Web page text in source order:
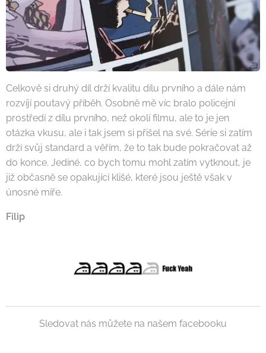
Celkově si druhý díl drží kvalitu dílu prvního a dále nám
rozvíjí poutavý příběh. Osobně mě víc bralo policejní
prostředí z dílu prvního, než okolí filmu, ale to je jen
otázka vkusu, ale i tak jsem si přišel na své. Série si zatím
drží svůj standard a věřím, že to tak bude pokračovat až
do konce. Jediné, co bych tomu mohl zatím vytknout, je
již občasně se opakující klišé, které jsou ještě však v
únosné míře.
Filip
Sledovat nás můžete na našem facebooku